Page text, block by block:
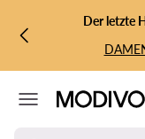
ZUM HAUPTINHALT
ZUR SUCHEDer letzte